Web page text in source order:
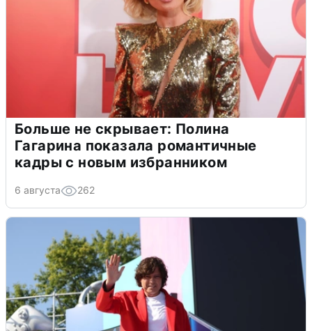
Больше не скрывает: Полина
Гагарина показала романтичные
кадры с новым избранником
6 августа 262